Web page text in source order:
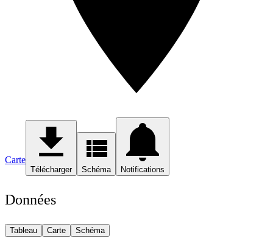
Carte
Télécharger Schéma Notifications
Données
Tableau Carte Schéma